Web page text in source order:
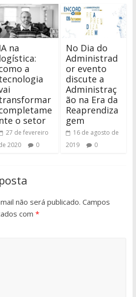
IA na
logística:
a
nte o setor
27 de fevereiro
2020
0
No Dia do
Administrad
or evento
discute a
Administraç
ão na Era da
Reaprendiza
gem
16 de agosto de
2019
0
não será publicado. Campos
com *